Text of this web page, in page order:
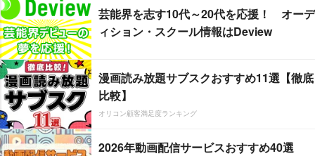
芸能界を志す10代～20代を応援！ オーデ
ィション・スクール情報はDeview
漫画読み放題サブスクおすすめ11選【徹底
比較】
オリコン顧客満足度ランキング
2026年動画配信サービスおすすめ40選